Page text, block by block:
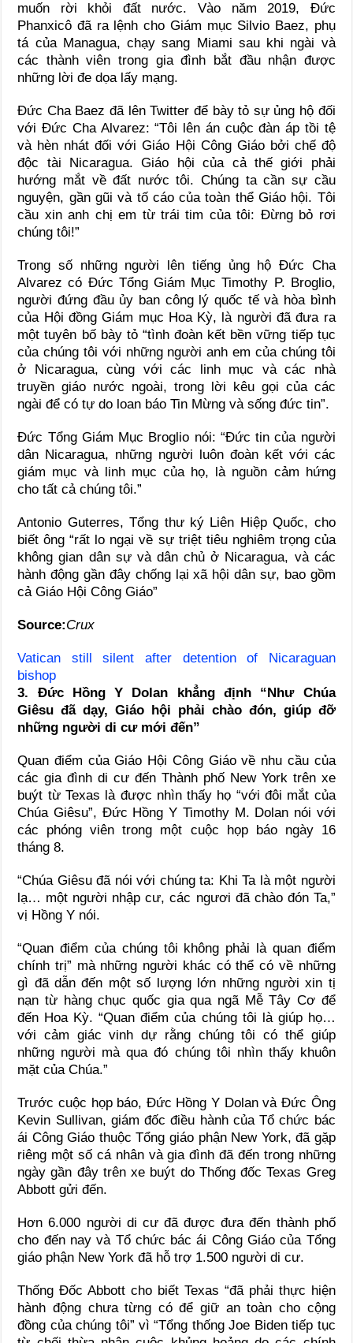
muốn rời khỏi đất nước. Vào năm 2019, Đức
Phanxicô đã ra lệnh cho Giám mục Silvio Baez, phụ
tá của Managua, chạy sang Miami sau khi ngài và
các thành viên trong gia đình bắt đầu nhận được
những lời đe dọa lấy mạng.
Đức Cha Baez đã lên Twitter để bày tỏ sự ủng hộ đối
với Đức Cha Alvarez: “Tôi lên án cuộc đàn áp tồi tệ
và hèn nhát đối với Giáo Hội Công Giáo bởi chế độ
độc tài Nicaragua. Giáo hội của cả thế giới phải
hướng mắt về đất nước tôi. Chúng ta cần sự cầu
nguyện, gần gũi và tố cáo của toàn thể Giáo hội. Tôi
cầu xin anh chị em từ trái tim của tôi: Đừng bỏ rơi
chúng tôi!”
Trong số những người lên tiếng ủng hộ Đức Cha
Alvarez có Đức Tổng Giám Mục Timothy P. Broglio,
người đứng đầu ủy ban công lý quốc tế và hòa bình
của Hội đồng Giám mục Hoa Kỳ, là người đã đưa ra
một tuyên bố bày tỏ “tình đoàn kết bền vững tiếp tục
của chúng tôi với những người anh em của chúng tôi
ở Nicaragua, cùng với các linh mục và các nhà
truyền giáo nước ngoài, trong lời kêu gọi của các
ngài để có tự do loan báo Tin Mừng và sống đức tin”.
Đức Tổng Giám Mục Broglio nói: “Đức tin của người
dân Nicaragua, những người luôn đoàn kết với các
giám mục và linh mục của họ, là nguồn cảm hứng
cho tất cả chúng tôi.”
Antonio Guterres, Tổng thư ký Liên Hiệp Quốc, cho
biết ông “rất lo ngại về sự triệt tiêu nghiêm trọng của
không gian dân sự và dân chủ ở Nicaragua, và các
hành động gần đây chống lại xã hội dân sự, bao gồm
cả Giáo Hội Công Giáo”
Source:Crux
Vatican still silent after detention of Nicaraguan
bishop
3. Đức Hồng Y Dolan khẳng định “Như Chúa
Giêsu đã dạy, Giáo hội phải chào đón, giúp đỡ
những người di cư mới đến”
Quan điểm của Giáo Hội Công Giáo về nhu cầu của
các gia đình di cư đến Thành phố New York trên xe
buýt từ Texas là được nhìn thấy họ “với đôi mắt của
Chúa Giêsu”, Đức Hồng Y Timothy M. Dolan nói với
các phóng viên trong một cuộc họp báo ngày 16
tháng 8.
“Chúa Giêsu đã nói với chúng ta: Khi Ta là một người
lạ… một người nhập cư, các ngươi đã chào đón Ta,”
vị Hồng Y nói.
“Quan điểm của chúng tôi không phải là quan điểm
chính trị” mà những người khác có thể có về những
gì đã dẫn đến một số lượng lớn những người xin tị
nạn từ hàng chục quốc gia qua ngã Mễ Tây Cơ để
đến Hoa Kỳ. “Quan điểm của chúng tôi là giúp họ…
với cảm giác vinh dự rằng chúng tôi có thể giúp
những người mà qua đó chúng tôi nhìn thấy khuôn
mặt của Chúa.”
Trước cuộc họp báo, Đức Hồng Y Dolan và Đức Ông
Kevin Sullivan, giám đốc điều hành của Tổ chức bác
ái Công Giáo thuộc Tổng giáo phận New York, đã gặp
riêng một số cá nhân và gia đình đã đến trong những
ngày gần đây trên xe buýt do Thống đốc Texas Greg
Abbott gửi đến.
Hơn 6.000 người di cư đã được đưa đến thành phố
cho đến nay và Tổ chức bác ái Công Giáo của Tổng
giáo phận New York đã hỗ trợ 1.500 người di cư.
Thống Đốc Abbott cho biết Texas “đã phải thực hiện
hành động chưa từng có để giữ an toàn cho cộng
đồng của chúng tôi” vì “Tổng thống Joe Biden tiếp tục